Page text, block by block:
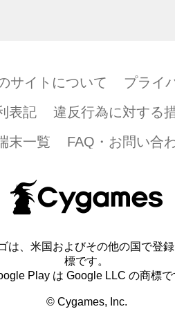
サイトについて
プライ
表記
違反行為に対する
末一覧
FAQ・お問い合
は、米国およびその他の国で登
標です。
Play は Google LLC の商標で
© Cygames, Inc.